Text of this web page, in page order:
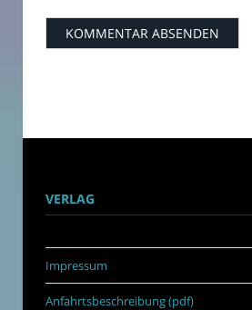
VERLAG
Impressum
Anfahrtsbeschreibung (pdf)